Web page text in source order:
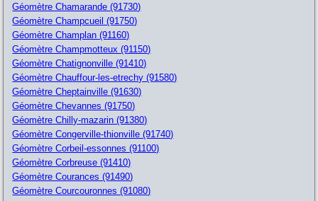
Géomètre Chamarande (91730)
Géomètre Champcueil (91750)
Géomètre Champlan (91160)
Géomètre Champmotteux (91150)
Géomètre Chatignonville (91410)
Géomètre Chauffour-les-etrechy (91580)
Géomètre Cheptainville (91630)
Géomètre Chevannes (91750)
Géomètre Chilly-mazarin (91380)
Géomètre Congerville-thionville (91740)
Géomètre Corbeil-essonnes (91100)
Géomètre Corbreuse (91410)
Géomètre Courances (91490)
Géomètre Courcouronnes (91080)